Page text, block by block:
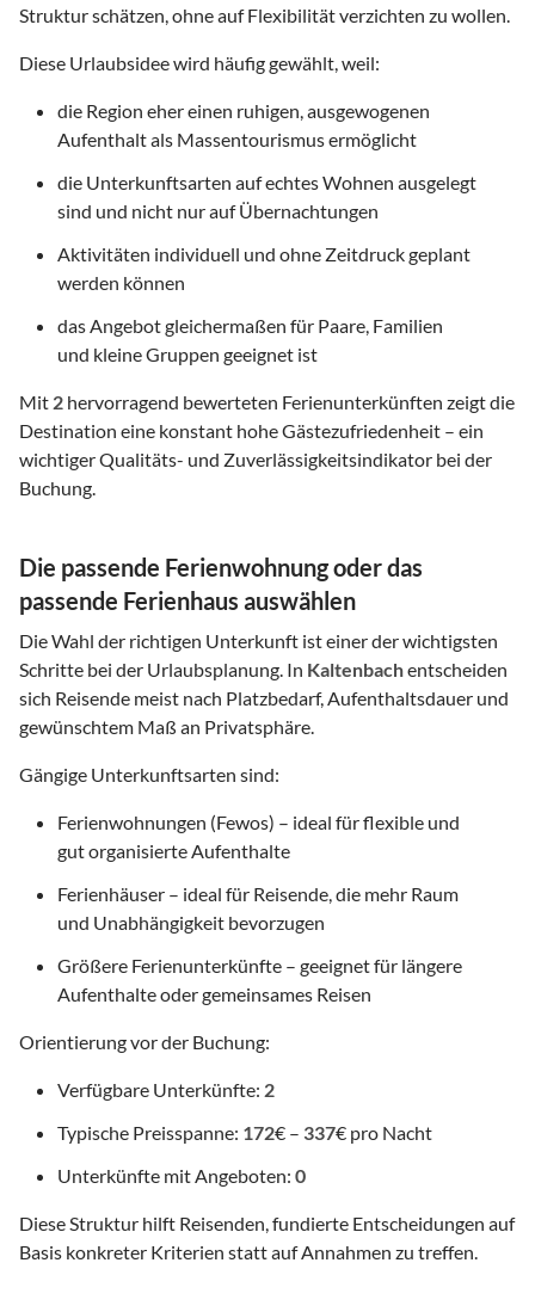
Struktur schätzen, ohne auf Flexibilität verzichten zu wollen.
Diese Urlaubsidee wird häufig gewählt, weil:
die Region eher einen ruhigen, ausgewogenen
Aufenthalt als Massentourismus ermöglicht
die Unterkunftsarten auf echtes Wohnen ausgelegt
sind und nicht nur auf Übernachtungen
Aktivitäten individuell und ohne Zeitdruck geplant
werden können
das Angebot gleichermaßen für Paare, Familien
und kleine Gruppen geeignet ist
Mit 2 hervorragend bewerteten Ferienunterkünften zeigt die
Destination eine konstant hohe Gästezufriedenheit – ein
wichtiger Qualitäts- und Zuverlässigkeitsindikator bei der
Buchung.
Die passende Ferienwohnung oder das
passende Ferienhaus auswählen
Die Wahl der richtigen Unterkunft ist einer der wichtigsten
Schritte bei der Urlaubsplanung. In Kaltenbachentscheiden
sich Reisende meist nach Platzbedarf, Aufenthaltsdauer und
gewünschtem Maß an Privatsphäre.
Gängige Unterkunftsarten sind:
Ferienwohnungen (Fewos) – ideal für flexible und
gut organisierte Aufenthalte
Ferienhäuser – ideal für Reisende, die mehr Raum
und Unabhängigkeit bevorzugen
Größere Ferienunterkünfte – geeignet für längere
Aufenthalte oder gemeinsames Reisen
Orientierung vor der Buchung:
Verfügbare Unterkünfte: 2
Typische Preisspanne: 172€ – 337€ pro Nacht
Unterkünfte mit Angeboten: 0
Diese Struktur hilft Reisenden, fundierte Entscheidungen auf
Basis konkreter Kriterien statt auf Annahmen zu treffen.